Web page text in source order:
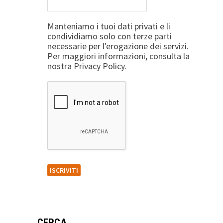
Manteniamo i tuoi dati privati e li
condividiamo solo con terze parti
necessarie per l'erogazione dei servizi.
Per maggiori informazioni, consulta la
nostra Privacy Policy.